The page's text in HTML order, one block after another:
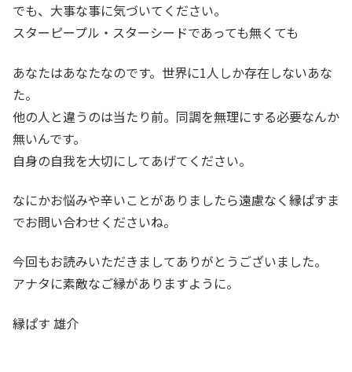
でも、大事な事に気づいてください。
スターピープル・スターシードであっても無くても
あなたはあなたなのです。世界に1人しか存在しないあな
た。
他の人と違うのは当たり前。同調を無理にする必要なんか
無いんです。
自身の自我を大切にしてあげてください。
なにかお悩みや辛いことがありましたら遠慮なく縁ぱすま
でお問い合わせくださいね。
今回もお読みいただきましてありがとうございました。
アナタに素敵なご縁がありますように。
縁ぱす 雄介